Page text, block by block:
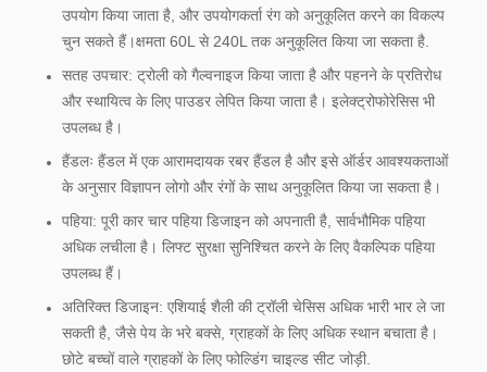
उपयोग किया जाता है, और उपयोगकर्ता रंग को अनुकूलित करने का विकल्प
चुन सकते हैं।क्षमता 60L से 240L तक अनुकूलित किया जा सकता है.
सतह उपचार: ट्रोली को गैल्वनाइज किया जाता है और पहनने के प्रतिरोध
और स्थायित्व के लिए पाउडर लेपित किया जाता है। इलेक्ट्रोफोरेसिस भी
उपलब्ध है।
हैंडलः हैंडल में एक आरामदायक रबर हैंडल है और इसे ऑर्डर आवश्यकताओं
के अनुसार विज्ञापन लोगो और रंगों के साथ अनुकूलित किया जा सकता है।
पहिया: पूरी कार चार पहिया डिजाइन को अपनाती है, सार्वभौमिक पहिया
अधिक लचीला है। लिफ्ट सुरक्षा सुनिश्चित करने के लिए वैकल्पिक पहिया
उपलब्ध हैं।
अतिरिक्त डिजाइन: एशियाई शैली की ट्रॉली चेसिस अधिक भारी भार ले जा
सकती है, जैसे पेय के भरे बक्से, ग्राहकों के लिए अधिक स्थान बचाता है।
छोटे बच्चों वाले ग्राहकों के लिए फोल्डिंग चाइल्ड सीट जोड़ी.